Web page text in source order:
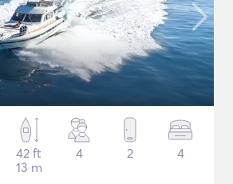
42 ft
13 m
4 2 4